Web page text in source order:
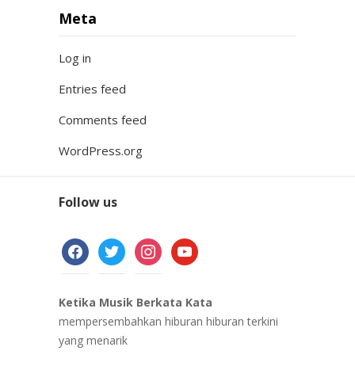
Meta
Log in
Entries feed
Comments feed
WordPress.org
Follow us
facebooktwitter instagramyoutube
Ketika Musik Berkata Kata
mempersembahkan hiburan hiburan terkini
yang menarik